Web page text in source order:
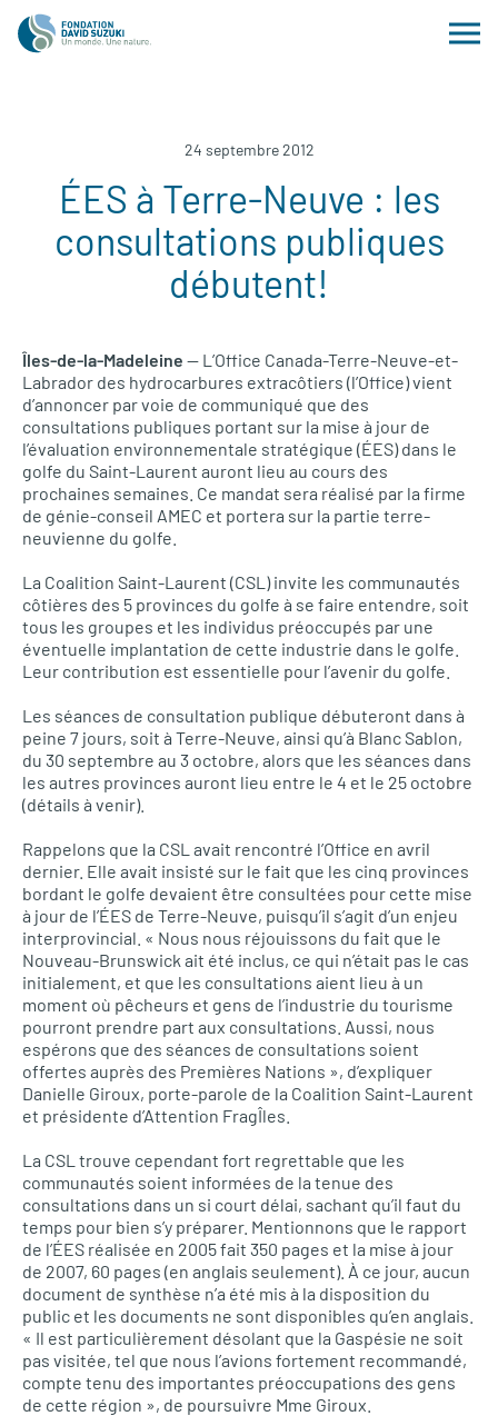
24 septembre 2012
ÉES à Terre-Neuve : les
consultations publiques
débutent!
Îles-de-la-Madeleine — L’Office Canada-Terre-Neuve-et-
Labrador des hydrocarbures extracôtiers (l’Office) vient
d’annoncer par voie de communiqué que des
consultations publiques portant sur la mise à jour de
l’évaluation environnementale stratégique (ÉES) dans le
golfe du Saint-Laurent auront lieu au cours des
prochaines semaines. Ce mandat sera réalisé par la firme
de génie-conseil AMEC et portera sur la partie terre-
neuvienne du golfe.
La Coalition Saint-Laurent (CSL) invite les communautés
côtières des 5 provinces du golfe à se faire entendre, soit
tous les groupes et les individus préoccupés par une
éventuelle implantation de cette industrie dans le golfe.
Leur contribution est essentielle pour l’avenir du golfe.
Les séances de consultation publique débuteront dans à
peine 7 jours, soit à Terre-Neuve, ainsi qu’à Blanc Sablon,
du 30 septembre au 3 octobre, alors que les séances dans
les autres provinces auront lieu entre le 4 et le 25 octobre
(détails à venir).
Rappelons que la CSL avait rencontré l’Office en avril
dernier. Elle avait insisté sur le fait que les cinq provinces
bordant le golfe devaient être consultées pour cette mise
à jour de l’ÉES de Terre-Neuve, puisqu’il s’agit d’un enjeu
interprovincial. « Nous nous réjouissons du fait que le
Nouveau-Brunswick ait été inclus, ce qui n’était pas le cas
initialement, et que les consultations aient lieu à un
moment où pêcheurs et gens de l’industrie du tourisme
pourront prendre part aux consultations. Aussi, nous
espérons que des séances de consultations soient
offertes auprès des Premières Nations », d’expliquer
Danielle Giroux, porte-parole de la Coalition Saint-Laurent
et présidente d’Attention FragÎles.
La CSL trouve cependant fort regrettable que les
communautés soient informées de la tenue des
consultations dans un si court délai, sachant qu’il faut du
temps pour bien s’y préparer. Mentionnons que le rapport
de l’ÉES réalisée en 2005 fait 350 pages et la mise à jour
de 2007, 60 pages (en anglais seulement). À ce jour, aucun
document de synthèse n’a été mis à la disposition du
public et les documents ne sont disponibles qu’en anglais.
« Il est particulièrement désolant que la Gaspésie ne soit
pas visitée, tel que nous l’avions fortement recommandé,
compte tenu des importantes préoccupations des gens
de cette région », de poursuivre Mme Giroux.